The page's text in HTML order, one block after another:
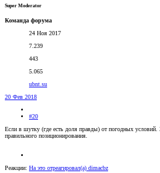
Super Moderator
Команда форума
24 Ноя 2017
7.239
443
5.065
ubnt.su
20 Фев 2018
#20
Если в шутку (где есть доля правды) от погодных условий.
правильного позиционирования.
Реакции: На это отреагировал(а) dimacbz